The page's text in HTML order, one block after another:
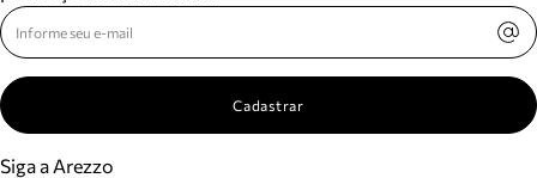
Cadastrar
Siga a Arezzo